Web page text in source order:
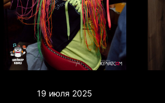
19 июля 2025